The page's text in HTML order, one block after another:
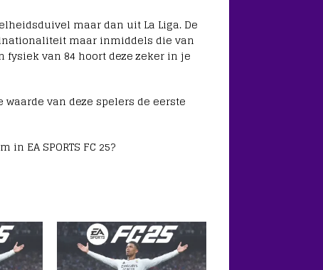
maar dan uit La Liga. De
maar inmiddels die van
fysiek van 84 hoort deze zeker in je
van deze spelers de eerste
EA SPORTS FC 25?